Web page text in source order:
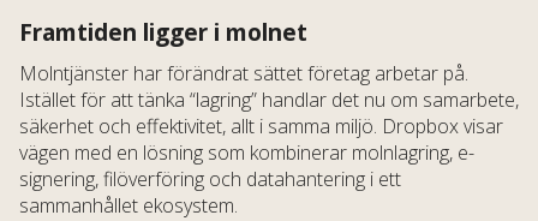
Framtiden ligger i molnet
Molntjänster har förändrat sättet företag arbetar på.
Istället för att tänka “lagring” handlar det nu om samarbete,
säkerhet och effektivitet, allt i samma miljö. Dropbox visar
vägen med en lösning som kombinerar molnlagring, e-
signering, filöverföring och datahantering i ett
sammanhållet ekosystem.